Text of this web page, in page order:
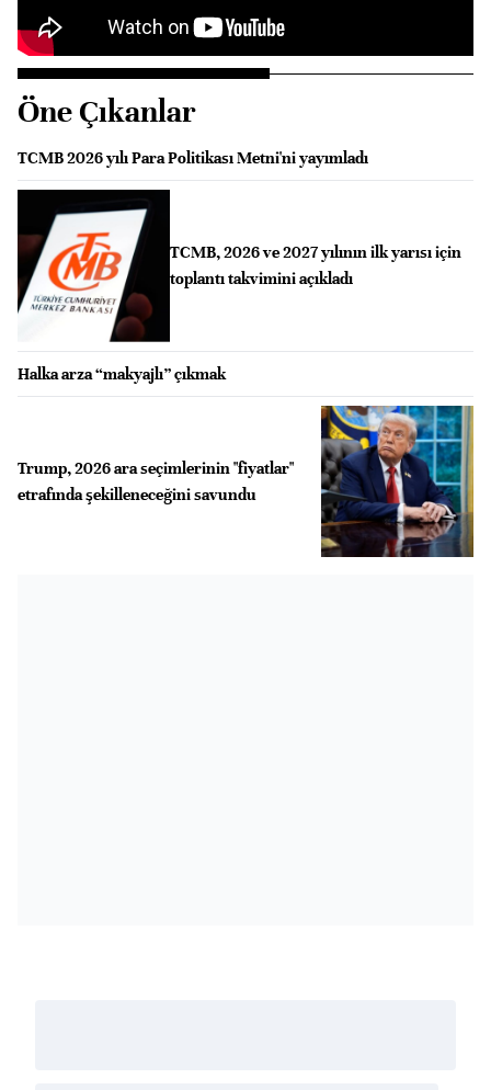
Öne Çıkanlar
TCMB 2026 yılı Para Politikası Metni'ni yayımladı
TCMB, 2026 ve 2027 yılının ilk yarısı için
toplantı takvimini açıkladı
Halka arza “makyajlı” çıkmak
Trump, 2026 ara seçimlerinin "fiyatlar"
etrafında şekilleneceğini savundu